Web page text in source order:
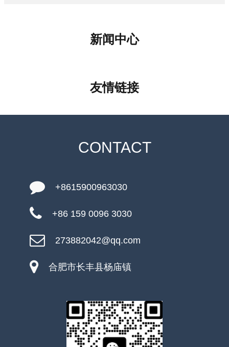
新闻中心
友情链接
CONTACT
+8615900963030
+86 159 0096 3030
273882042@qq.com
合肥市长丰县杨庙镇